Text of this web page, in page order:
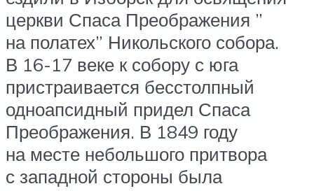
церкви Спаса Преображения ”
на полатех” Никольского собора.
В 16-17 веке к собору с юга
пристраивается бесстолпный
одноапсидный придел Спаса
Преображения. В 1849 году
на месте небольшого притвора
с западной стороны была